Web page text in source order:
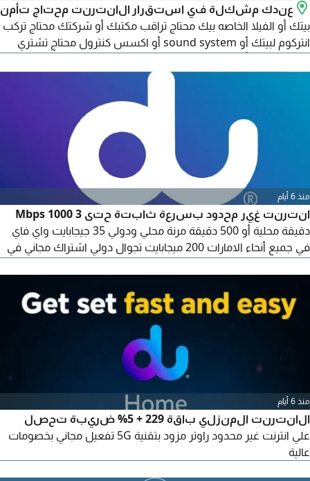
عندك مشكلة في استقرار الانترنت محتاج تأمن
بيتك أو الفيلا الخاصه بيك محتاج تراقب مكتبك أو شركتك محتاج تركب
انتركوم لبيتك أو sound system أو اكسس كنترول محتاج تشتري
صيانة في غرفة IT محتاج تركب كاميرات بالطاقة الشمسيه كل ما
ومتابعه دوريه كل شهر بشركة رائدة في المجال
منذ 6 أيام
انترنت غير محدود بسرعة ثابتة حتى 3 Mbps 1000
دقيقة محلية أو 500 دقيقة مرنة محلي ودولي 35 جيجابايت واي فاي
في جميع أنحاء الامارات 200 ميجابايت تجوال دولي اشتراك مجاني في
منذ 6 أيام
الانترنت المنزلي باقة 229 + 5% ضريبة تحصل
علي انترنت غير محدود راوتر مزود بتقنية 5G تفعيل مجاني بخصومات
عالية